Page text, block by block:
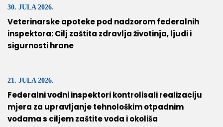
30. JULA 2026.
Veterinarske apoteke pod nadzorom federalnih
inspektora: Cilj zaštita zdravlja životinja, ljudi i
sigurnosti hrane
21. JULA 2026.
Federalni vodni inspektori kontrolisali realizaciju
mjera za upravljanje tehnološkim otpadnim
vodama s ciljem zaštite voda i okoliša